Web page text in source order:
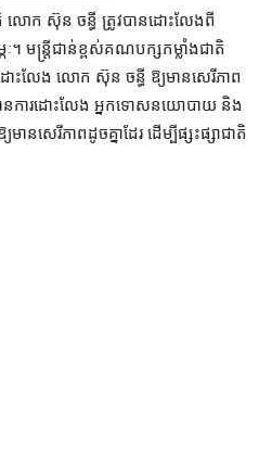
ោក ស៊ុន ចន្ធី ត្រូវ​បាន​ដោះលែង​ពី​
ៈ។ មន្ត្រីជាន់ខ្ពស់​គណបក្ស​កម្លាំង​ជាតិ
ះលែង លោក ស៊ុន ចន្ធី ឱ្យ​មាន​សេរីភាព​
នការ​ដោះលែង អ្នក​ទោស​នយោបាយ និង​
ន​សេរីភាព​ដូចគ្នា​ដែរ ដើម្បី​ផ្សះផ្សា​ជាតិ​